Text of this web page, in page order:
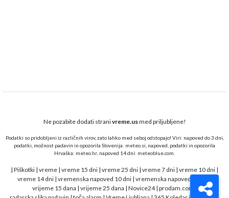
Ne pozabite dodati stranivreme.usmed priljubljene!
Podatki so pridobljeni iz različnih virov, zato lahko med seboj odstopajo! Viri: napoved do 3 dni,
podatki, možnost padavin in opozorila Slovenija: meteo.si, napoved, podatki in opozorila
Hrvaška: meteo.hr , napoved 14 dni: meteoblue.com
| Piškotki | vreme | vreme 15 dni | vreme 25 dni | vreme 7 dni | vreme 10 dni |
vreme 14 dni| vremenska napoved 10 dni| vremenska napoved 15 dni
vrijeme 15 dana | vrijeme 25 dana | Novice24| prodam.com